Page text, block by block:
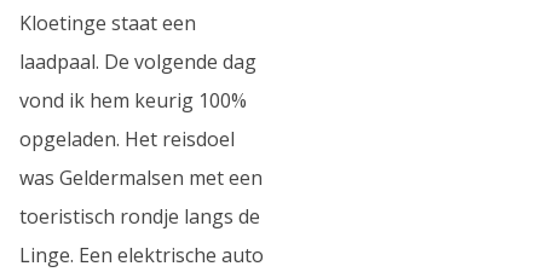
Kloetinge staat een
laadpaal. De volgende dag
vond ik hem keurig 100%
opgeladen. Het reisdoel
was Geldermalsen met een
toeristisch rondje langs de
Linge. Een elektrische auto